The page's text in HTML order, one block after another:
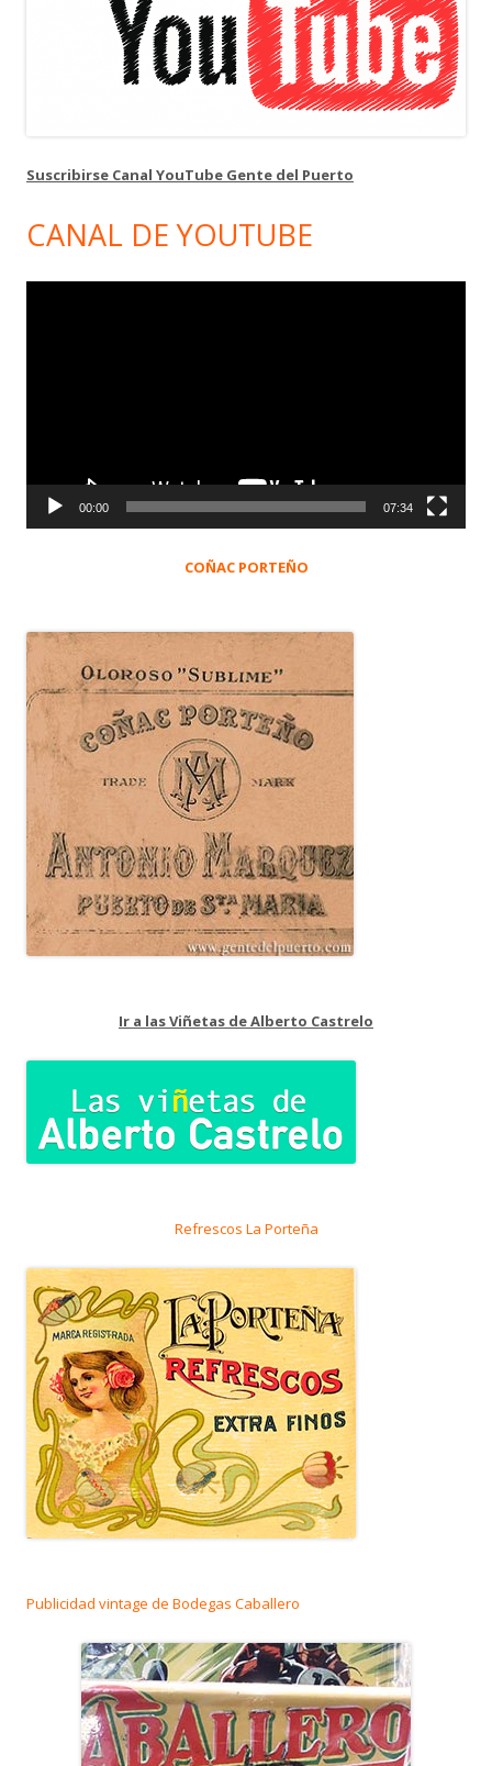
Suscribirse Canal YouTube Gente del Puerto
CANAL DE YOUTUBE
00:00 07:34
COÑAC PORTEÑO
Ir a las Viñetas de Alberto Castrelo
Refrescos La Porteña
Publicidad vintage de Bodegas Caballero